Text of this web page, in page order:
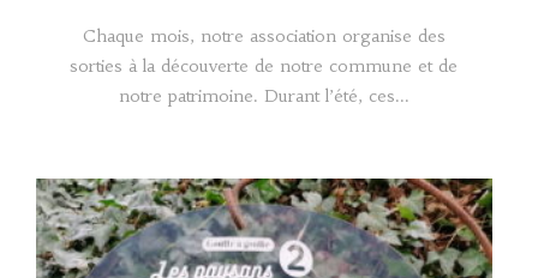
Chaque mois, notre association organise des
sorties à la découverte de notre commune et de
notre patrimoine. Durant l’été, ces...